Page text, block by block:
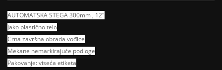
AUTOMATSKA STEGA 300mm , 12"
Jako plastično telo
Crna završna obrada vođice
Mekane nemarkirajuće podloge
Pakovanje: viseća etiketa